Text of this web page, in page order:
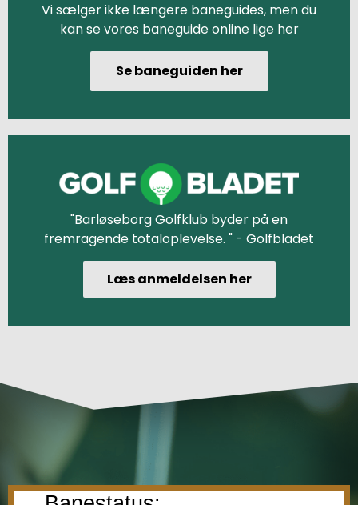
Vi sælger ikke længere baneguides, men du
kan se vores baneguide online lige her
Se baneguiden her
"Barløseborg Golfklub byder på en
fremragende totaloplevelse. " - Golfbladet
Læs anmeldelsen her